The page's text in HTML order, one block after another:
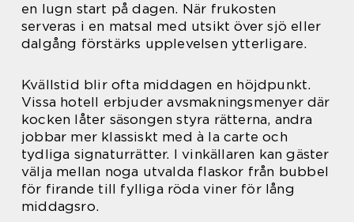
en lugn start på dagen. När frukosten
serveras i en matsal med utsikt över sjö eller
dalgång förstärks upplevelsen ytterligare.
Kvällstid blir ofta middagen en höjdpunkt.
Vissa hotell erbjuder avsmakningsmenyer där
kocken låter säsongen styra rätterna, andra
jobbar mer klassiskt med à la carte och
tydliga signaturrätter. I vinkällaren kan gäster
välja mellan noga utvalda flaskor från bubbel
för firande till fylliga röda viner för lång
middagsro.